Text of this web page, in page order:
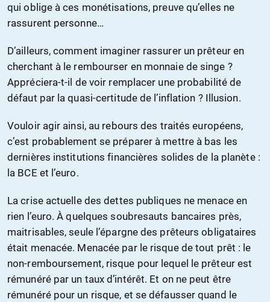
qui oblige à ces monétisations, preuve qu’elles ne
rassurent personne…
D’ailleurs, comment imaginer rassurer un prêteur en
cherchant à le rembourser en monnaie de singe ?
Appréciera-t-il de voir remplacer une probabilité de
défaut par la quasi-certitude de l’inflation ? Illusion.
Vouloir agir ainsi, au rebours des traités européens,
c’est probablement se préparer à mettre à bas les
dernières institutions financières solides de la planète :
la BCE et l’euro.
La crise actuelle des dettes publiques ne menace en
rien l’euro. À quelques soubresauts bancaires près,
maitrisables, seule l’épargne des prêteurs obligataires
était menacée. Menacée par le risque de tout prêt : le
non-remboursement, risque pour lequel le prêteur est
rémunéré par un taux d’intérêt. Et on ne peut être
rémunéré pour un risque, et se défausser quand le